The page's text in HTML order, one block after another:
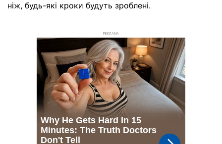
ніж, будь-які кроки будуть зроблені.
РЕКЛАМА